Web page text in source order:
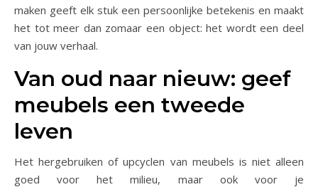
maken geeft elk stuk een persoonlijke betekenis en maakt
het tot meer dan zomaar een object: het wordt een deel
van jouw verhaal.
Van oud naar nieuw: geef
meubels een tweede
leven
Het hergebruiken of upcyclen van meubels is niet alleen
goed voor het milieu, maar ook voor je